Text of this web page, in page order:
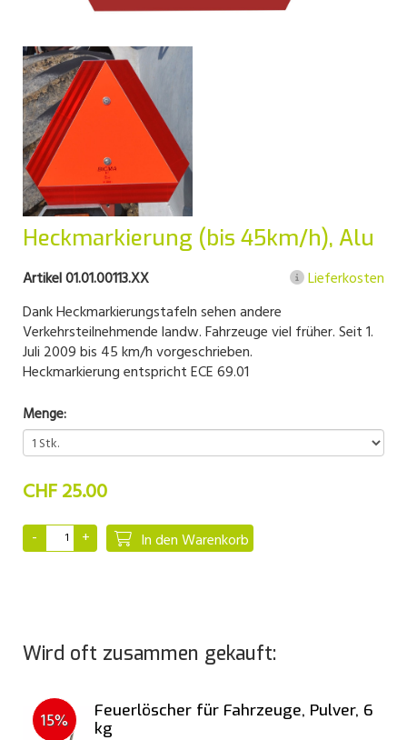
Heckmarkierung (bis 45km/h), Alu
Artikel 01.01.00113.XX
Lieferkosten
Dank Heckmarkierungstafeln sehen andere
Verkehrsteilnehmende landw. Fahrzeuge viel früher. Seit 1.
Juli 2009 bis 45 km/h vorgeschrieben.
Heckmarkierung entspricht ECE 69.01
Menge:
CHF 25.00
In den Warenkorb
Wird oft zusammen gekauft:
Feuerlöscher für Fahrzeuge, Pulver, 6
kg
15%